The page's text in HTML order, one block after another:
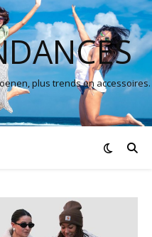
plus trends en accessoires.